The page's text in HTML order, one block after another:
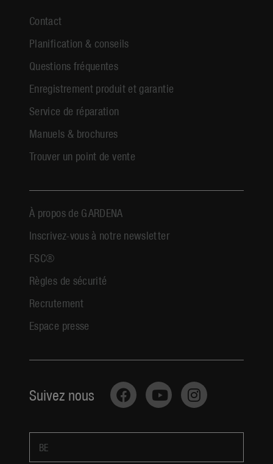
Contact
Planification & conseils
Questions fréquentes
Enregistrement produit et garantie
Service de réparation
Manuels & brochures
Trouver un point de vente
À propos de GARDENA
Inscrivez-vous à notre newsletter
FSC®
Règles de sécurité
Recrutement
Espace presse
Suivez nous
BE